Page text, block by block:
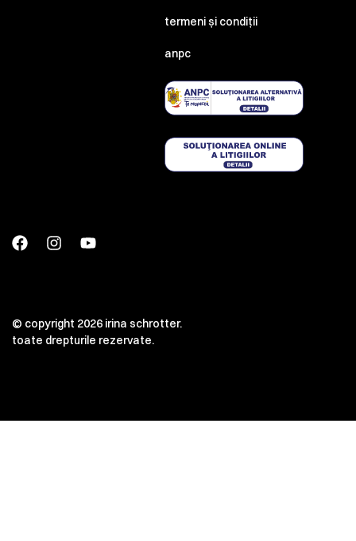
termeni și condiții
anpc
© copyright 2026 irina schrotter.
toate drepturile rezervate.